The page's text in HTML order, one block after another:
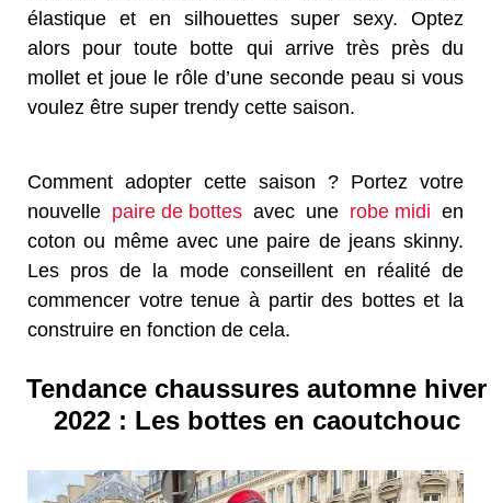
élastique et en silhouettes super sexy. Optez
alors pour toute botte qui arrive très près du
mollet et joue le rôle d’une seconde peau si vous
voulez être super trendy cette saison.
Comment adopter cette saison ? Portez votre
nouvelle paire de bottes avec une robe midi en
coton ou même avec une paire de jeans skinny.
Les pros de la mode conseillent en réalité de
commencer votre tenue à partir des bottes et la
construire en fonction de cela.
Tendance chaussures automne hiver
2022 : Les bottes en caoutchouc